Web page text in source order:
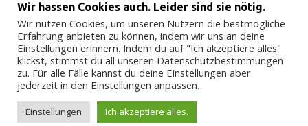
Datenschutzerklärung
Impressum
Cookierichtlinie
Wir hassen Cookies auch. Leider sind sie nötig.
Wir nutzen Cookies, um unseren Nutzern die bestmögliche
Erfahrung anbieten zu können, indem wir uns an deine
Einstellungen erinnern. Indem du auf "Ich akzeptiere alles"
klickst, stimmst du all unseren Datenschutzbestimmungen
zu. Für alle Fälle kannst du deine Einstellungen aber
jederzeit in den Einstellungen anpassen.
Einstellungen Ich akzeptiere alles.